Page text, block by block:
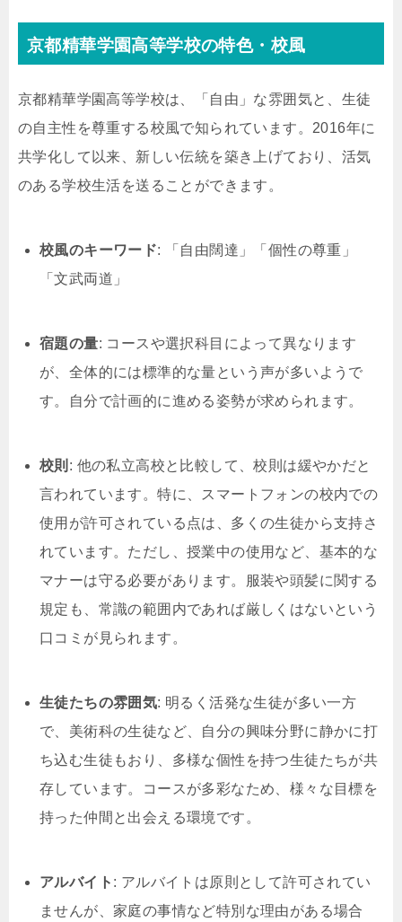
京都精華学園高等学校の特色・校風
京都精華学園高等学校は、「自由」な雰囲気と、生徒
の自主性を尊重する校風で知られています。2016年に
共学化して以来、新しい伝統を築き上げており、活気
のある学校生活を送ることができます。
校風のキーワード: 「自由闊達」「個性の尊重」
「文武両道」
宿題の量: コースや選択科目によって異なります
が、全体的には標準的な量という声が多いようで
す。自分で計画的に進める姿勢が求められます。
校則 : 他の私立高校と比較して、校則は緩やかだと
言われています。特に、スマートフォンの校内での
使用が許可されている点は、多くの生徒から支持さ
れています。ただし、授業中の使用など、基本的な
マナーは守る必要があります。服装や頭髪に関する
規定も、常識の範囲内であれば厳しくはないという
口コミが見られます。
生徒たちの雰囲気: 明るく活発な生徒が多い一方
で、美術科の生徒など、自分の興味分野に静かに打
ち込む生徒もおり、多様な個性を持つ生徒たちが共
存しています。コースが多彩なため、様々な目標を
持った仲間と出会える環境です。
アルバイト : アルバイトは原則として許可されてい
ませんが、家庭の事情など特別な理由がある場合